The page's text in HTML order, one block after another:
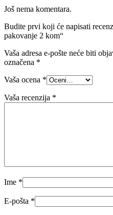
Još nema komentara.
Budite prvi koji će napisati
pakovanje 2 kom“
Vaša adresa e-pošte neće biti
označena *
Vaša ocena *
Vaša recenzija *
Ime *
E-pošta *